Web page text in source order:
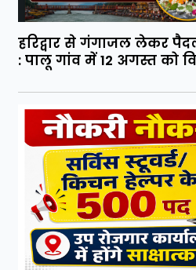
हरिद्वार से गंगाजल लेकर
: पालू गांव में 12 अगस्त को